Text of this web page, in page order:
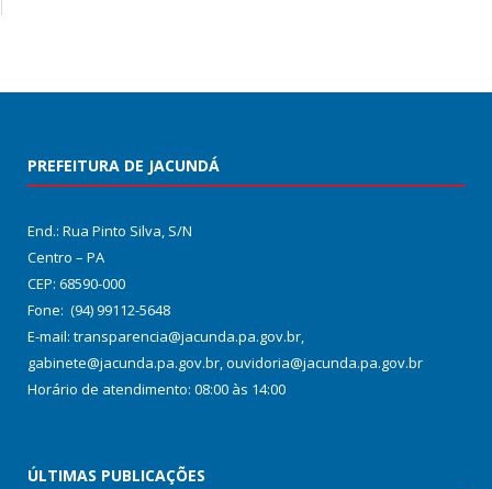
PREFEITURA DE JACUNDÁ
End.: Rua Pinto Silva, S/N
Centro – PA
CEP: 68590-000
Fone: (94) 99112-5648
E-mail: transparencia@jacunda.pa.gov.br,
gabinete@jacunda.pa.gov.br, ouvidoria@jacunda.pa.gov.br
Horário de atendimento: 08:00 às 14:00
ÚLTIMAS PUBLICAÇÕES